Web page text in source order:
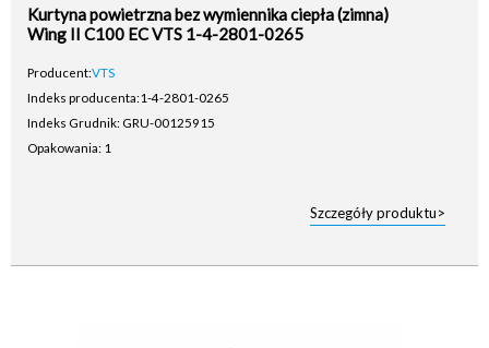
Kurtyna powietrzna bez wymiennika ciepła (zimna)
Wing II C100 EC VTS 1-4-2801-0265
Producent:VTS
Indeks producenta:1-4-2801-0265
Indeks Grudnik: GRU-00125915
Opakowania: 1
Szczegóły produktu>